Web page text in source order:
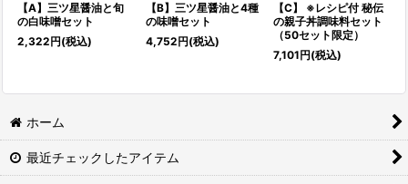
【A】三ツ星醤油と旬
の白味噌セット
2,322円(税込)
【B】三ツ星醤油と4種
の味噌セット
4,752円(税込)
【C】 ※レシピ付 秘伝
の親子丼調味料セット
（50セット限定）
7,101円(税込)
ホーム
最近チェックしたアイテム